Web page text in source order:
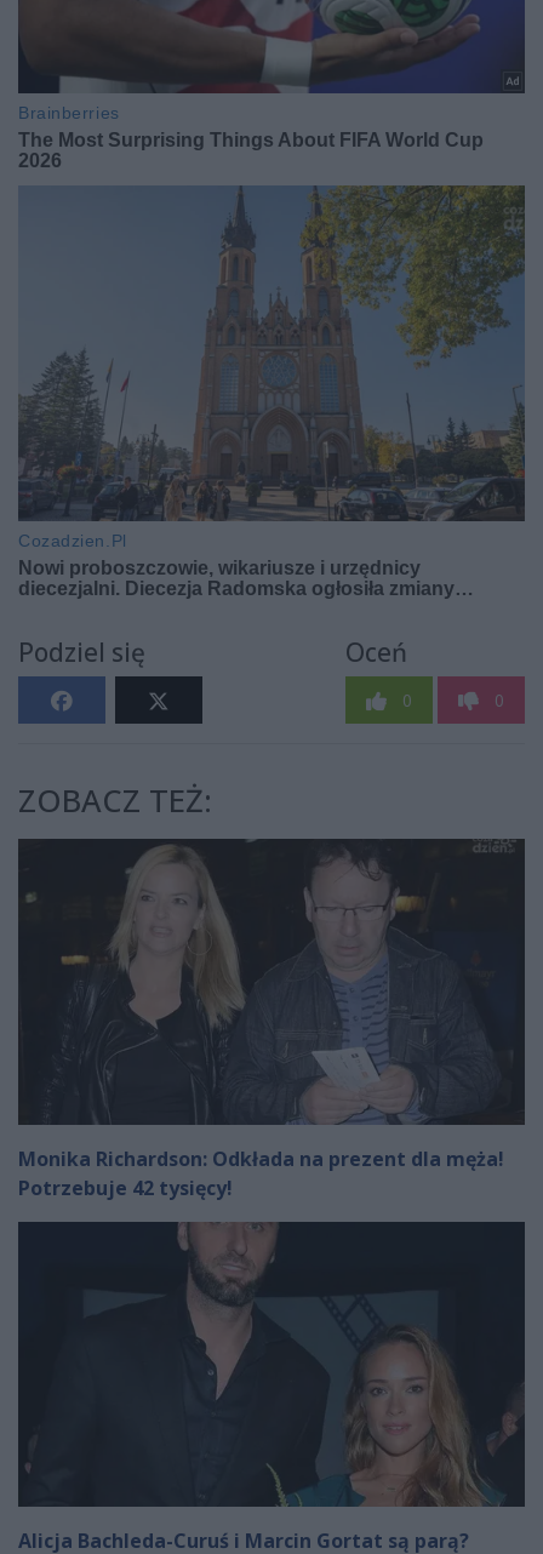
Podziel się Oceń
0 0
ZOBACZ TEŻ:
Monika Richardson: Odkłada na prezent dla męża!
Potrzebuje 42 tysięcy!
Alicja Bachleda-Curuś i Marcin Gortat są parą?